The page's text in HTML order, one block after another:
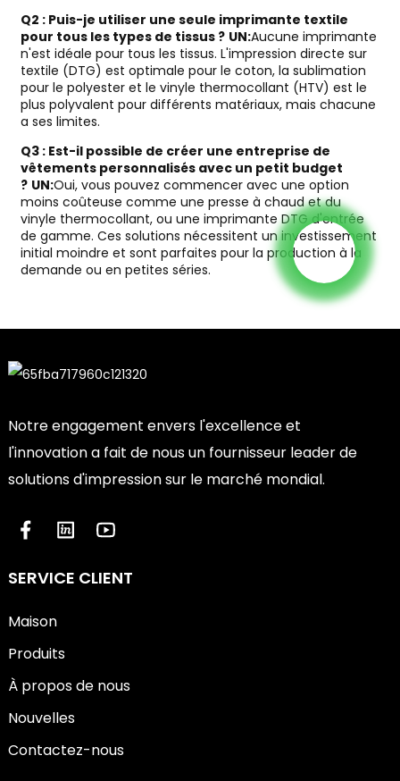
Q2 : Puis-je utiliser une seule imprimante textile
pour tous les types de tissus ? UN:Aucune imprimante
n'est idéale pour tous les tissus. L'impression directe sur
textile (DTG) est optimale pour le coton, la sublimation
pour le polyester et le vinyle thermocollant (HTV) est le
plus polyvalent pour différents matériaux, mais chacune
a ses limites.
Q3 : Est-il possible de créer une entreprise de
vêtements personnalisés avec un petit budget
? UN:Oui, vous pouvez commencer avec une option
moins coûteuse comme une presse à chaud et du
vinyle thermocollant, ou une imprimante DTG d'entrée
de gamme. Ces solutions nécessitent un investissement
initial moindre et sont parfaites pour la production à la
demande ou en petites séries.
Notre engagement envers l'excellence et
l'innovation a fait de nous un fournisseur leader de
solutions d'impression sur le marché mondial.
SERVICE CLIENT
Maison
Produits
À propos de nous
Nouvelles
Contactez-nous